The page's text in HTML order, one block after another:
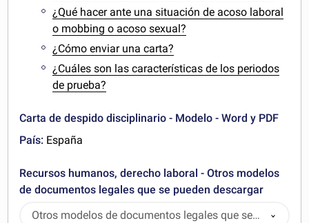
¿Qué hacer ante una situación de acoso laboral
o mobbing o acoso sexual?
¿Cómo enviar una carta?
¿Cuáles son las características de los periodos
de prueba?
Carta de despido disciplinario - Modelo - Word y PDF
País: España
Recursos humanos, derecho laboral - Otros modelos
de documentos legales que se pueden descargar
Otros modelos de documentos legales que se